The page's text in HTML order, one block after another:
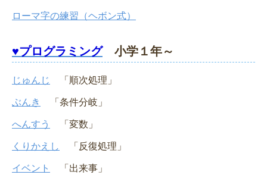
ローマ字の練習（ヘボン式）
♥プログラミング小学１年～
じゅんじ 「順次処理」
ぶんき 「条件分岐」
へんすう 「変数」
くりかえし 「反復処理」
イベント 「出来事」